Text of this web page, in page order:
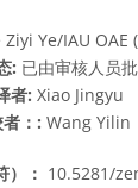
Ye/IAU OAE
: 已由审核人员
者: Xiao Jingyu
：: Wang Yilin
）： 10.5281/